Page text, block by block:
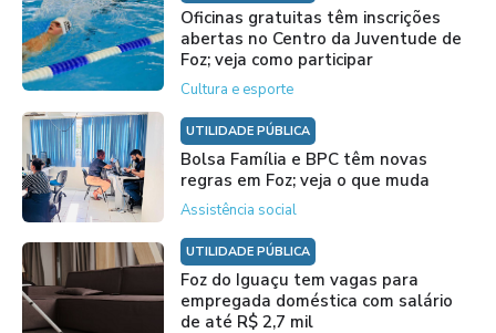
Oficinas gratuitas têm inscrições
abertas no Centro da Juventude de
Foz; veja como participar
Cultura e esporte
UTILIDADE PÚBLICA
Bolsa Família e BPC têm novas
regras em Foz; veja o que muda
Assistência social
UTILIDADE PÚBLICA
Foz do Iguaçu tem vagas para
empregada doméstica com salário
de até R$ 2,7 mil